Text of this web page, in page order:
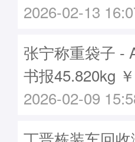
2026-02-13
张宁称重袋子 -
书报45.820kg
2026-02-09